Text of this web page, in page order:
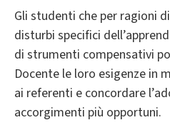
Gli studenti che per ragioni
disturbi specifici
di strumenti compensativi
Docente le loro esigenze in
ai referenti e concordare
accorgimenti più opportuni.